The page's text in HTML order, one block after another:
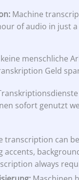
Machine
of audio in just
menschliche
Geld
sofort genutzt
transcription can
always